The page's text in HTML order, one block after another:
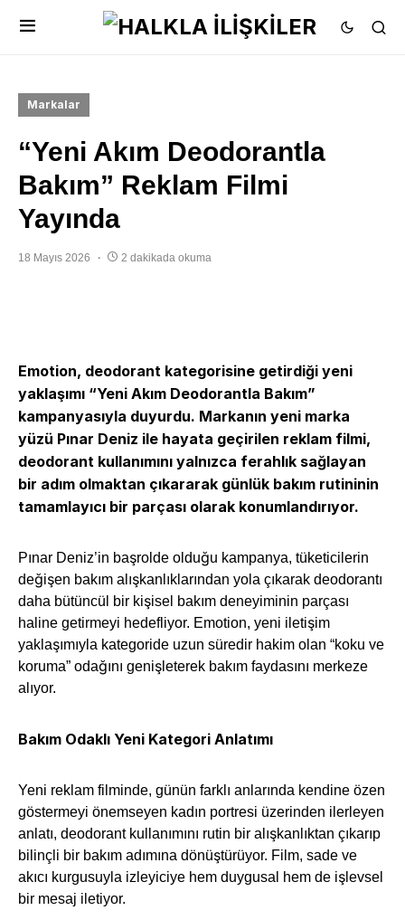
Markalar
“Yeni Akım Deodorantla
Bakım” Reklam Filmi
Yayında
18 Mayıs 2026 2 dakikada okuma
Emotion, deodorant kategorisine getirdiği yeni
yaklaşımı “Yeni Akım Deodorantla Bakım”
kampanyasıyla duyurdu. Markanın yeni marka
yüzü Pınar Deniz ile hayata geçirilen reklam filmi,
deodorant kullanımını yalnızca ferahlık sağlayan
bir adım olmaktan çıkararak günlük bakım rutininin
tamamlayıcı bir parçası olarak konumlandırıyor.
Pınar Deniz’in başrolde olduğu kampanya, tüketicilerin
değişen bakım alışkanlıklarından yola çıkarak deodorantı
daha bütüncül bir kişisel bakım deneyiminin parçası
haline getirmeyi hedefliyor. Emotion, yeni iletişim
yaklaşımıyla kategoride uzun süredir hakim olan “koku ve
koruma” odağını genişleterek bakım faydasını merkeze
alıyor.
Bakım Odaklı Yeni Kategori Anlatımı
Yeni reklam filminde, günün farklı anlarında kendine özen
göstermeyi önemseyen kadın portresi üzerinden ilerleyen
anlatı, deodorant kullanımını rutin bir alışkanlıktan çıkarıp
bilinçli bir bakım adımına dönüştürüyor. Film, sade ve
akıcı kurgusuyla izleyiciye hem duygusal hem de işlevsel
bir mesaj iletiyor.